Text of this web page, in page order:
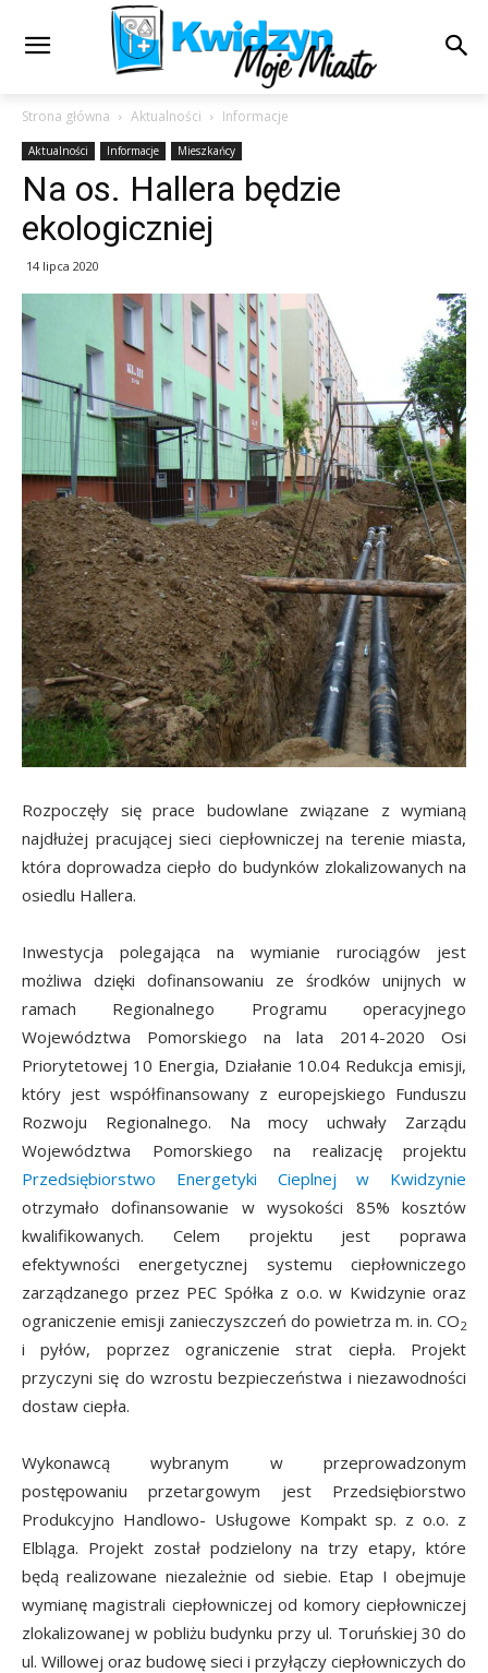
Strona główna Aktualności Informacje
Aktualności Informacje Mieszkańcy
Na os. Hallera będzie
ekologiczniej
14 lipca 2020
Rozpoczęły się prace budowlane związane z wymianą
najdłużej pracującej sieci ciepłowniczej na terenie miasta,
która doprowadza ciepło do budynków zlokalizowanych na
osiedlu Hallera.
Inwestycja polegająca na wymianie rurociągów jest
możliwa dzięki dofinansowaniu ze środków unijnych w
ramach Regionalnego Programu operacyjnego
Województwa Pomorskiego na lata 2014-2020 Osi
Priorytetowej 10 Energia, Działanie 10.04 Redukcja emisji,
który jest współfinansowany z europejskiego Funduszu
Rozwoju Regionalnego. Na mocy uchwały Zarządu
Województwa Pomorskiego na realizację projektu
Przedsiębiorstwo Energetyki Cieplnej w Kwidzynie
otrzymało dofinansowanie w wysokości 85% kosztów
kwalifikowanych. Celem projektu jest poprawa
efektywności energetycznej systemu ciepłowniczego
zarządzanego przez PEC Spółka z o.o. w Kwidzynie oraz
ograniczenie emisji zanieczyszczeń do powietrza m. in. CO2
i pyłów, poprzez ograniczenie strat ciepła. Projekt
przyczyni się do wzrostu bezpieczeństwa i niezawodności
dostaw ciepła.
Wykonawcą wybranym w przeprowadzonym
postępowaniu przetargowym jest Przedsiębiorstwo
Produkcyjno Handlowo- Usługowe Kompakt sp. z o.o. z
Elbląga. Projekt został podzielony na trzy etapy, które
będą realizowane niezależnie od siebie. Etap I obejmuje
wymianę magistrali ciepłowniczej od komory ciepłowniczej
zlokalizowanej w pobliżu budynku przy ul. Toruńskiej 30 do
ul. Willowej oraz budowę sieci i przyłączy ciepłowniczych do